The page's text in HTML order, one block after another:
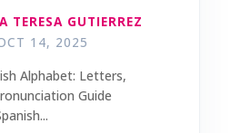
TERESA GUTIERREZ
14, 2025
Alphabet: Letters,
Guide